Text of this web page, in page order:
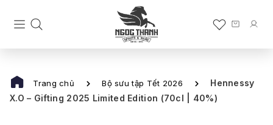
Trang chủ Bộ sưu tập Tết 2026
Hennessy
X.O – Gifting 2025 Limited Edition (70cl | 40%)